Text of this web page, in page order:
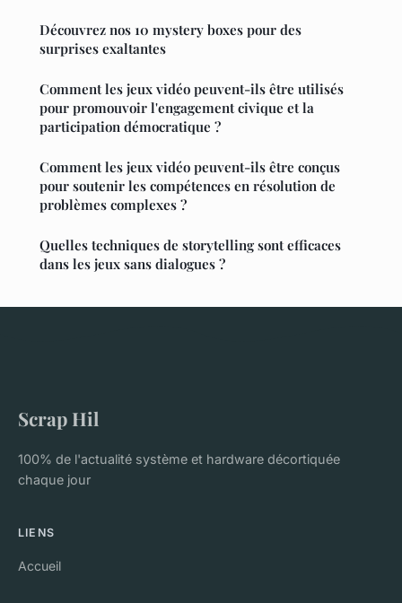
Découvrez nos 10 mystery boxes pour des
surprises exaltantes
Comment les jeux vidéo peuvent-ils être utilisés
pour promouvoir l'engagement civique et la
participation démocratique ?
Comment les jeux vidéo peuvent-ils être conçus
pour soutenir les compétences en résolution de
problèmes complexes ?
Quelles techniques de storytelling sont efficaces
dans les jeux sans dialogues ?
Scrap Hil
100% de l'actualité système et hardware décortiquée
chaque jour
LIENS
Accueil